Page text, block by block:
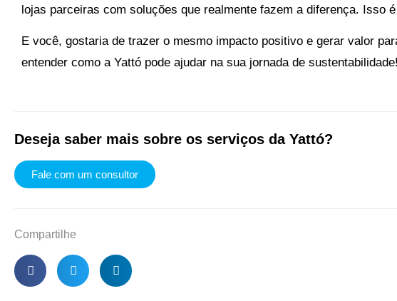
lojas parceiras com soluções que realmente fazem a diferença. Isso
E você, gostaria de trazer o mesmo impacto positivo e gerar valor
entender como a Yattó pode ajudar na sua jornada de sustentabilidade!
Deseja saber mais sobre os serviços da Yattó?
Fale com um consultor
Compartilhe